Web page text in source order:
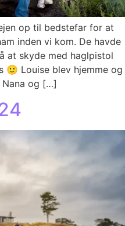
op til bedstefar for at
inden vi kom. De havde
at skyde med haglpistol
🙂 Louise blev hjemme og
Nana og […]